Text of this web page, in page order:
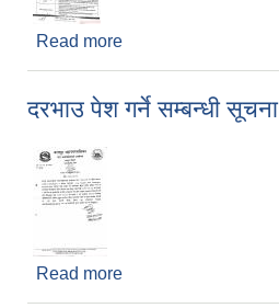
Read more
दरभाउ पेश गर्ने सम्बन्धी सूचना
Read more